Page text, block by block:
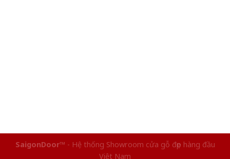
SaigonDoor™ - Hệ thống Showroom cửa gỗ đẹp hàng đầu
Việt Nam